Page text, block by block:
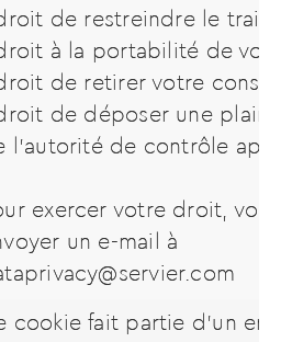
de restreindre le
à la portabilité de
de retirer votre
de déposer une
l’autorité de contrôle
exercer votre droit,
un e-mail à
cookie fait partie d’un